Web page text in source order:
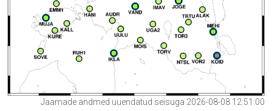
Jaamade andmed uuendatud seisuga 2026-08-08 12:51:00